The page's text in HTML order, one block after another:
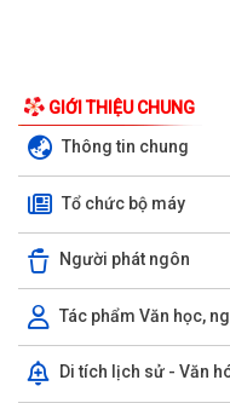
GIỚI THIỆU CHUNG
Thông tin chung
Tổ chức bộ máy
Người phát ngôn
Tác phẩm Văn học,
Di tích lịch sử - Văn
Ban đại diện Hội đồng
Kiến An tổ chức phiên họp
TỪ NGÀY 08/8/2026: NHIỀU
THÀNH PHỐ HẢI PHÒNG
Chi bộ trường Tiểu học
Tổ Đại biểu số 05 HĐND
giữa năm 2026 HĐND thành
Hội nghị tập huấn công tác